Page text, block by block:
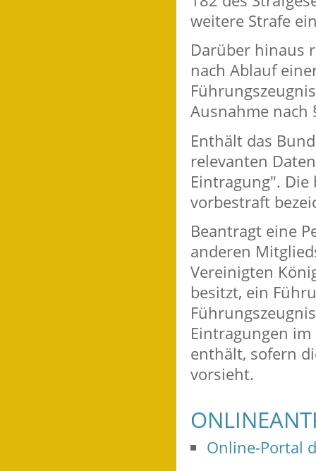
weitere Strafe
Darüber hinaus
nach Ablauf
Ausnahme nach
Enthält das
relevanten
Eintragung".
vorbestraft
Beantragt eine
anderen
Vereinigten
besitzt, ein
Eintragungen
enthält, sofern
vorsieht.
Online-Portal